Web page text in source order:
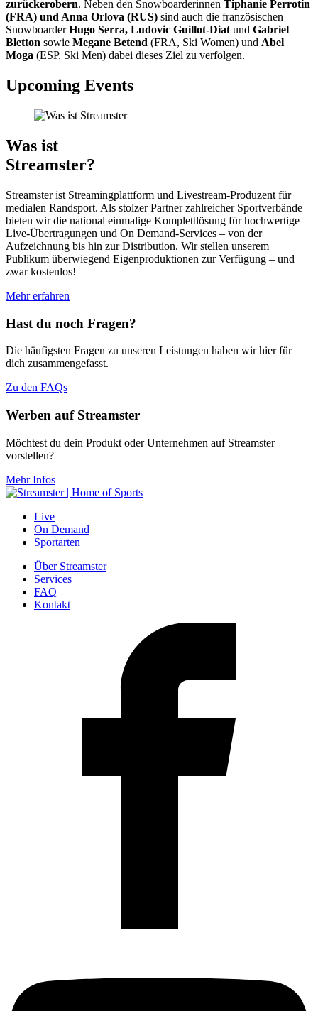
zurückerobern. Neben den Snowboarderinnen Tiphanie Perrotin
(FRA) und Anna Orlova (RUS) sind auch die französischen
SnowboarderHugo Serra, Ludovic Guillot-Diat und Gabriel
Bletton sowie Megane Betend (FRA, Ski Women) und Abel
Moga (ESP, Ski Men) dabei dieses Ziel zu verfolgen.
Upcoming Events
Was ist
Streamster?
Streamster ist Streamingplattform und Livestream-Produzent für
medialen Randsport. Als stolzer Partner zahlreicher Sportverbände
bieten wir die national einmalige Komplettlösung für hochwertige
Live-Übertragungen und On Demand-Services – von der
Aufzeichnung bis hin zur Distribution. Wir stellen unserem
Publikum überwiegend Eigenproduktionen zur Verfügung – und
zwar kostenlos!
Mehr erfahren
Hast du noch Fragen?
Die häufigsten Fragen zu unseren Leistungen haben wir hier für
dich zusammengefasst.
Zu den FAQs
Werben auf Streamster
Möchtest du dein Produkt oder Unternehmen auf Streamster
vorstellen?
Mehr Infos
Live
On Demand
Sportarten
Über Streamster
Services
FAQ
Kontakt